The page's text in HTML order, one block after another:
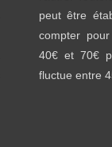
peut être
compter
40€ et 70€
fluctue entre